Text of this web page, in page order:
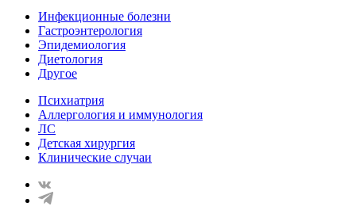
Инфекционные болезни
Гастроэнтерология
Эпидемиология
Диетология
Другое
Психиатрия
Аллергология и иммунология
ЛС
Детская хирургия
Клинические случаи